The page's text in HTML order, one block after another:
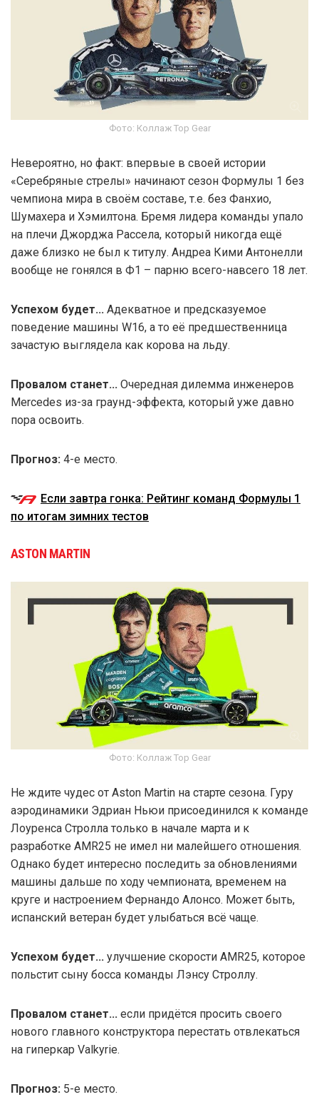
Фото: Коллаж Top Gear
Невероятно, но факт: впервые в своей истории
«Серебряные стрелы» начинают сезон Формулы 1 без
чемпиона мира в своём составе, т.е. без Фанхио,
Шумахера и Хэмилтона. Бремя лидера команды упало
на плечи Джорджа Рассела, который никогда ещё
даже близко не был к титулу. Андреа Кими Антонелли
вообще не гонялся в Ф1 – парню всего-навсего 18 лет.
Успехом будет... Адекватное и предсказуемое
поведение машины W16, а то её предшественница
зачастую выглядела как корова на льду.
Провалом станет... Очередная дилемма инженеров
Mercedes из-за граунд-эффекта, который уже давно
пора освоить.
Прогноз: 4-е место.
Если завтра гонка: Рейтинг команд Формулы 1
по итогам зимних тестов
ASTON MARTIN
Фото: Коллаж Top Gear
Не ждите чудес от Aston Martin на старте сезона. Гуру
аэродинамики Эдриан Ньюи присоединился к команде
Лоуренса Стролла только в начале марта и к
разработке AMR25 не имел ни малейшего отношения.
Однако будет интересно последить за обновлениями
машины дальше по ходу чемпионата, временем на
круге и настроением Фернандо Алонсо. Может быть,
испанский ветеран будет улыбаться всё чаще.
Успехом будет... улучшение скорости AMR25, которое
польстит сыну босса команды Лэнсу Строллу.
Провалом станет... если придётся просить своего
нового главного конструктора перестать отвлекаться
на гиперкар Valkyrie.
Прогноз: 5-е место.